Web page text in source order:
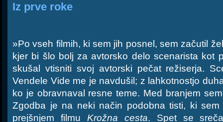
Iz prve roke
»Po vseh filmih, ki sem jih posnel, sem začutil
kjer bi šlo bolj za avtorsko delo scenarista kot
skušal vtisniti svoj avtorski pečat režiserja.
Vendele Vide me je navdušil; z lahkotnostjo
ko je obravnaval resne teme. Med branjem
Zgodba je na neki način podobna tisti, ki
prejšnjem filmu Krožna cesta. Spet se